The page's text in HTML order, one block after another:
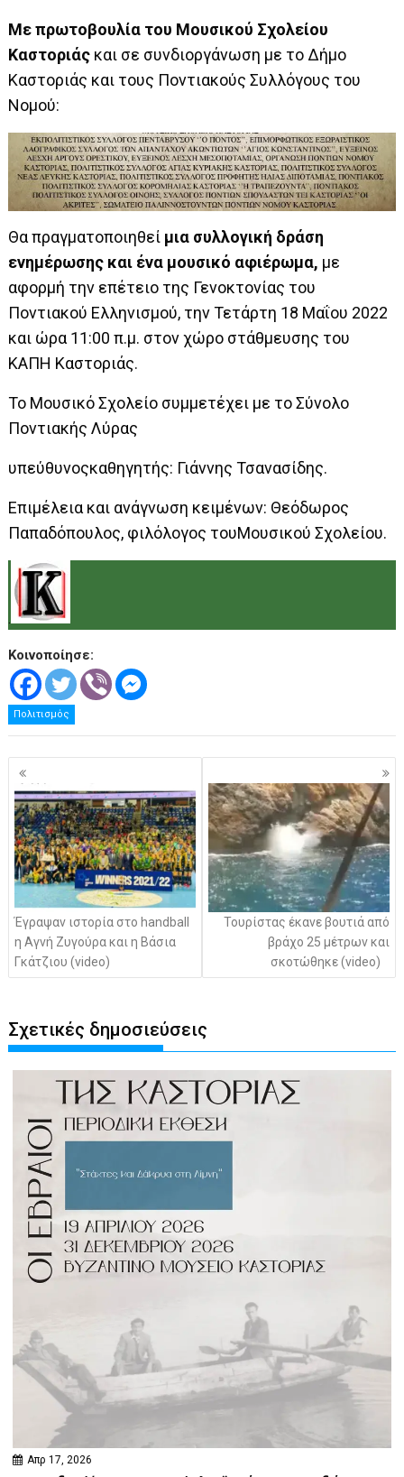
Με πρωτοβουλία του Μουσικού Σχολείου
Καστοριάς και σε συνδιοργάνωση με το Δήμο
Καστοριάς και τους Ποντιακούς Συλλόγους του
Νομού:
Θα πραγματοποιηθεί μια συλλογική δράση
ενημέρωσης και ένα μουσικό αφιέρωμα, με
αφορμή την επέτειο της Γενοκτονίας του
Ποντιακού Ελληνισμού, την Τετάρτη 18 Μαΐου 2022
και ώρα 11:00 π.μ. στον χώρο στάθμευσης του
ΚΑΠΗ Καστοριάς.
Το Μουσικό Σχολείο συμμετέχει με το Σύνολο
Ποντιακής Λύρας
υπεύθυνοςκαθηγητής: Γιάννης Τσανασίδης.
Επιμέλεια και ανάγνωση κειμένων: Θεόδωρος
Παπαδόπουλος, φιλόλογος τουΜουσικού Σχολείου.
.
Κοινοποίησε:
Πολιτισμός
Πλοήγηση
άρθρων
Έγραψαν ιστορία στο handball
η Αγνή Ζυγούρα και η Βάσια
Γκάτζιου (video)
Τουρίστας έκανε βουτιά από
βράχο 25 μέτρων και
σκοτώθηκε (video)
Σχετικές δημοσιεύσεις
Απρ 17, 2026